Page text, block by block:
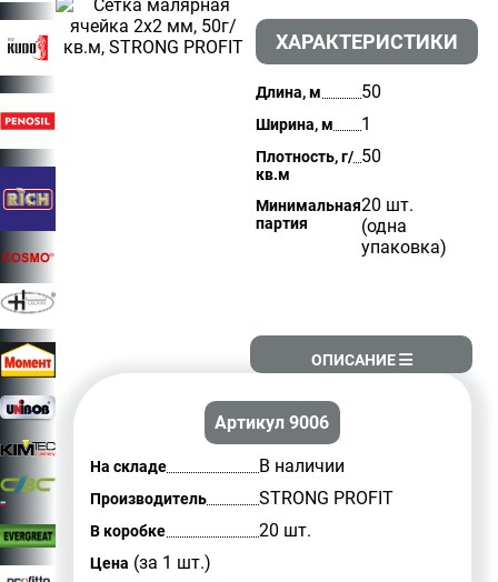
ХАРАКТЕРИСТИКИ
Длина, м 50
Ширина, м 1
Плотность, г/
кв.м
50
Минимальная
партия
20 шт.
(одна
упаковка)
ОПИСАНИЕ
Артикул 9006
На складе В наличии
Производитель STRONG PROFIT
В коробке 20 шт.
Цена (за 1 шт.)